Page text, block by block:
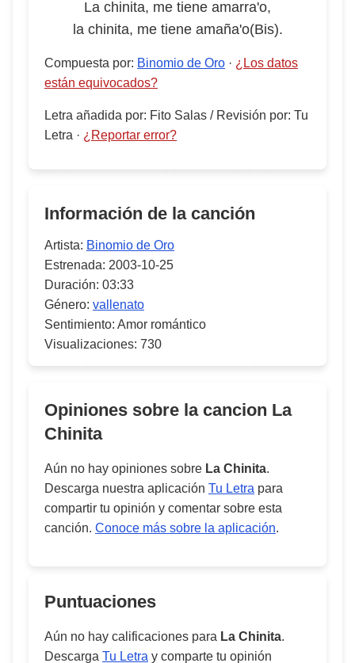
La chinita, me tiene amarra'o,
la chinita, me tiene amaña'o(Bis).
Compuesta por: Binomio de Oro · ¿Los datos
están equivocados?
Letra añadida por: Fito Salas / Revisión por: Tu
Letra · ¿Reportar error?
Información de la canción
Artista: Binomio de Oro
Estrenada: 2003-10-25
Duración: 03:33
Género: vallenato
Sentimiento: Amor romántico
Visualizaciones: 730
Opiniones sobre la cancion La
Chinita
Aún no hay opiniones sobre La Chinita.
Descarga nuestra aplicación Tu Letra para
compartir tu opinión y comentar sobre esta
canción. Conoce más sobre la aplicación.
Puntuaciones
Aún no hay calificaciones para La Chinita.
Descarga Tu Letra y comparte tu opinión